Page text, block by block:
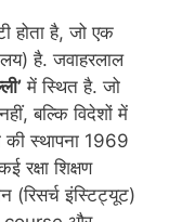
होता है, जो एक
है. जवाहरलाल
में स्थित है. जो
बल्कि विदेशों में
की स्थापना 1969
रक्षा शिक्षण
(रिसर्च इंस्टिट्यूट)